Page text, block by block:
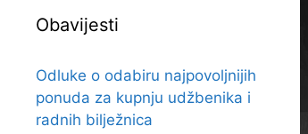
Obavijesti
Odluke o odabiru najpovoljnijih
ponuda za kupnju udžbenika i
radnih bilježnica